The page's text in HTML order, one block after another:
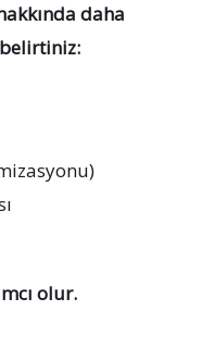
daha
olur.